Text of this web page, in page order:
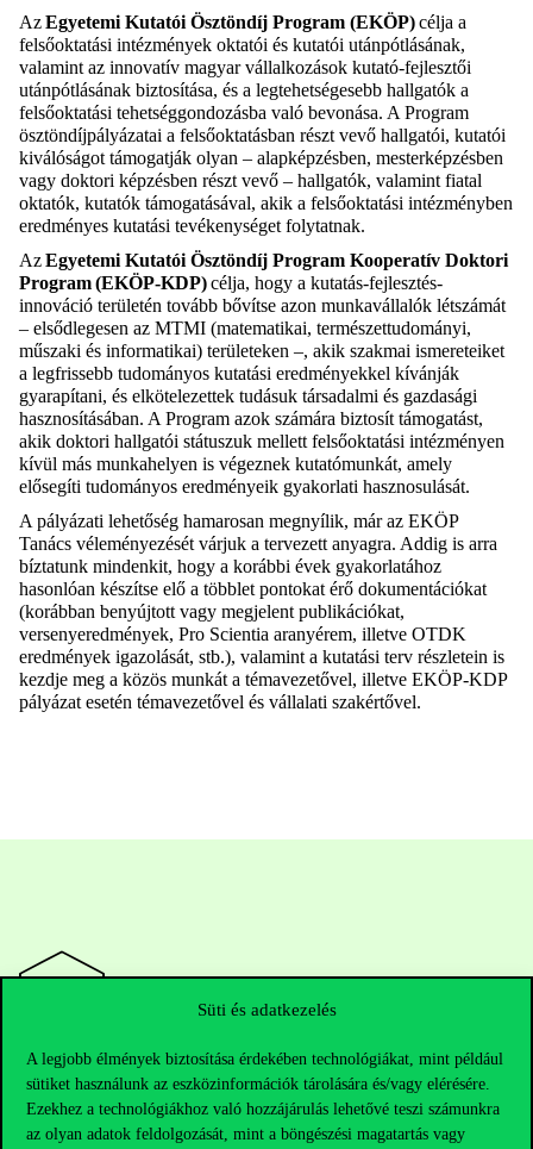
Süti és adatkezelés
A legjobb élmények biztosítása érdekében technológiákat, mint például
sütiket használunk az eszközinformációk tárolására és/vagy elérésére.
Ezekhez a technológiákhoz való hozzájárulás lehetővé teszi számunkra
az olyan adatok feldolgozását, mint a böngészési magatartás vagy
AzEgyetemi Kutatói Ösztöndíj Program (EKÖP)célja a
felsőoktatási intézmények oktatói és kutatói utánpótlásának,
valamint az innovatív magyar vállalkozások kutató-fejlesztői
utánpótlásának biztosítása, és a legtehetségesebb hallgatók a
felsőoktatási tehetséggondozásba való bevonása. A Program
ösztöndíjpályázatai a felsőoktatásban részt vevő hallgatói, kutatói
kiválóságot támogatják olyan – alapképzésben, mesterképzésben
vagy doktori képzésben részt vevő – hallgatók, valamint fiatal
oktatók, kutatók támogatásával, akik a felsőoktatási intézményben
eredményes kutatási tevékenységet folytatnak.
AzEgyetemi Kutatói Ösztöndíj Program Kooperatív Doktori
Program(EKÖP-KDP)célja, hogy a kutatás-fejlesztés-
innováció területén tovább bővítse azon munkavállalók létszámát
– elsődlegesen az MTMI (matematikai, természettudományi,
műszaki és informatikai) területeken –, akik szakmai ismereteiket
a legfrissebb tudományos kutatási eredményekkel kívánják
gyarapítani, és elkötelezettek tudásuk társadalmi és gazdasági
hasznosításában. A Program azok számára biztosít támogatást,
akik doktori hallgatói státuszuk mellett felsőoktatási intézményen
kívül más munkahelyen is végeznek kutatómunkát, amely
elősegíti tudományos eredményeik gyakorlati hasznosulását.
A pályázati lehetőség hamarosan megnyílik, már az EKÖP
Tanács véleményezését várjuk a tervezett anyagra. Addig is arra
bíztatunk mindenkit, hogy a korábbi évek gyakorlatához
hasonlóan készítse elő a többlet pontokat érő dokumentációkat
(korábban benyújtott vagy megjelent publikációkat,
versenyeredmények, Pro Scientia aranyérem, illetve OTDK
eredmények igazolását, stb.), valamint a kutatási terv részletein is
kezdje meg a közös munkát a témavezetővel, illetve EKÖP-KDP
pályázat esetén témavezetővel és vállalati szakértővel.
Elérhetőségek